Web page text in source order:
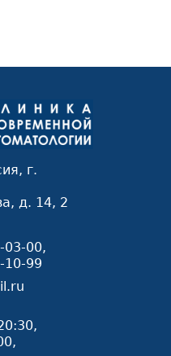
г.
д. 14, 2
03-00,
10-99